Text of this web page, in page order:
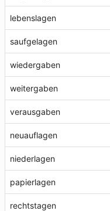
lebenslagen
saufgelagen
wiedergaben
weitergaben
verausgaben
neuauflagen
niederlagen
papierlagen
rechtstagen